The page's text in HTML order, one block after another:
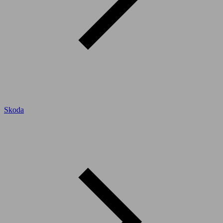
Skoda